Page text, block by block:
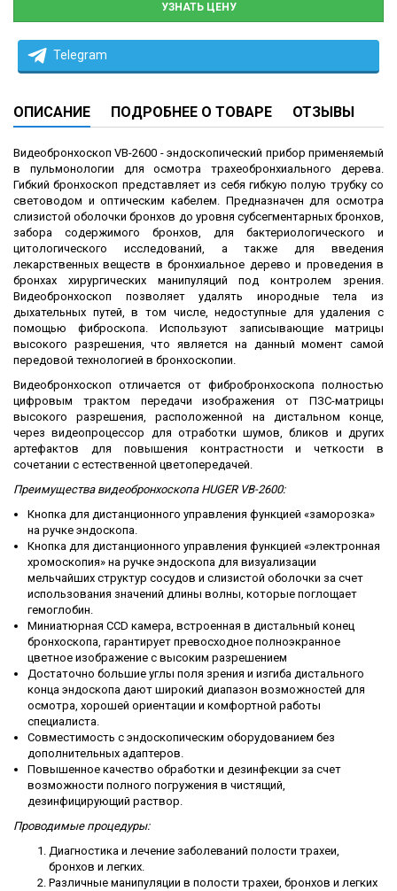
УЗНАТЬ ЦЕНУ
Telegram
ОПИСАНИЕ ПОДРОБНЕЕ О ТОВАРЕ ОТЗЫВЫ
Видеобронхоскоп VB-2600 - эндоскопический прибор применяемый
в пульмонологии для осмотра трахеобронхиального дерева.
Гибкий бронхоскоп представляет из себя гибкую полую трубку со
световодом и оптическим кабелем. Предназначен для осмотра
слизистой оболочки бронхов до уровня субсегментарных бронхов,
забора содержимого бронхов, для бактериологического и
цитологического исследований, а также для введения
лекарственных веществ в бронхиальное дерево и проведения в
бронхах хирургических манипуляций под контролем зрения.
Видеобронхоскоп позволяет удалять инородные тела из
дыхательных путей, в том числе, недоступные для удаления с
помощью фиброскопа. Используют записывающие матрицы
высокого разрешения, что является на данный момент самой
передовой технологией в бронхоскопии.
Видеобронхоскоп отличается от фибробронхоскопа полностью
цифровым трактом передачи изображения от ПЗС-матрицы
высокого разрешения, расположенной на дистальном конце,
через видеопроцессор для отработки шумов, бликов и других
артефактов для повышения контрастности и четкости в
сочетании с естественной цветопередачей.
Преимущества видеобронхоскопа HUGER VB-2600:
Кнопка для дистанционного управления функцией «заморозка»
на ручке эндоскопа.
Кнопка для дистанционного управления функцией «электронная
хромоскопия» на ручке эндоскопа для визуализации
мельчайших структур сосудов и слизистой оболочки за счет
использования значений длины волны, которые поглощает
гемоглобин.
Миниатюрная CCD камера, встроенная в дистальный конец
бронхоскопа, гарантирует превосходное полноэкранное
цветное изображение с высоким разрешением
Достаточно большие углы поля зрения и изгиба дистального
конца эндоскопа дают широкий диапазон возможностей для
осмотра, хорошей ориентации и комфортной работы
специалиста.
Совместимость с эндоскопическим оборудованием без
дополнительных адаптеров.
Повышенное качество обработки и дезинфекции за счет
возможности полного погружения в чистящий,
дезинфицирующий раствор.
Проводимые процедуры:
Диагностика и лечение заболеваний полости трахеи,
бронхов и легких.
Различные манипуляции в полости трахеи, бронхов и легких